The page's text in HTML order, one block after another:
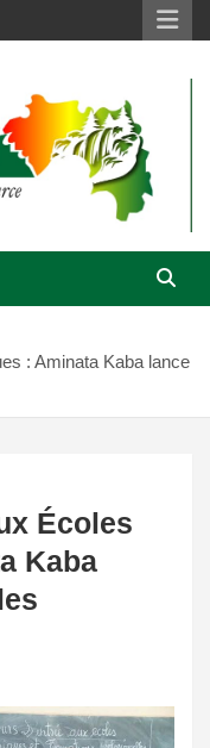
: Aminata Kaba lance
Écoles
Kaba